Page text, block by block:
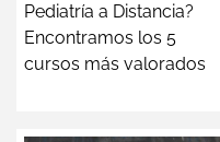
Pediatría a Distancia?
Encontramos los 5
cursos más valorados